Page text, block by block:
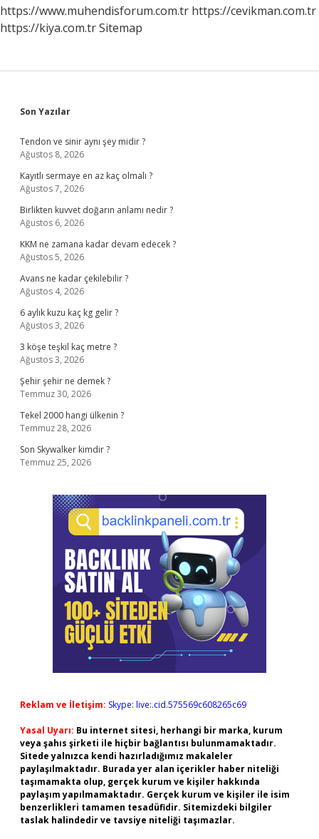
https://www.muhendisforum.com.tr https://cevikman.com.tr
https://kiya.com.trSitemap
Sidebar
Son Yazılar
Tendon ve sinir aynı şey midir ?
Ağustos 8, 2026
Kayıtlı sermaye en az kaç olmalı ?
Ağustos 7, 2026
Birlikten kuvvet doğarın anlamı nedir ?
Ağustos 6, 2026
KKM ne zamana kadar devam edecek ?
Ağustos 5, 2026
Avans ne kadar çekilebilir ?
Ağustos 4, 2026
6 aylık kuzu kaç kg gelir ?
Ağustos 3, 2026
3 köşe teşkil kaç metre ?
Ağustos 3, 2026
Şehir şehir ne demek ?
Temmuz 30, 2026
Tekel 2000 hangi ülkenin ?
Temmuz 28, 2026
Son Skywalker kimdir ?
Temmuz 25, 2026
Reklam ve İletişim: Skype: live:.cid.575569c608265c69
Yasal Uyarı: Bu internet sitesi, herhangi bir marka, kurum
veya şahıs şirketi ile hiçbir bağlantısı bulunmamaktadır.
Sitede yalnızca kendi hazırladığımız makaleler
paylaşılmaktadır. Burada yer alan içerikler haber niteliği
taşımamakta olup, gerçek kurum ve kişiler hakkında
paylaşım yapılmamaktadır. Gerçek kurum ve kişiler ile isim
benzerlikleri tamamen tesadüfidir. Sitemizdeki bilgiler
taslak halindedir ve tavsiye niteliği taşımazlar.